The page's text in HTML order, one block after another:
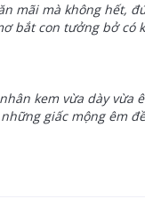
mãi mà không hết,
bắt con tưởng bở có
kem vừa dày vừa
những giấc mộng êm